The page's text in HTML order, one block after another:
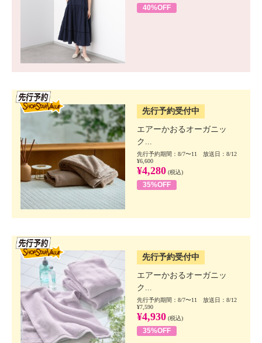
40%OFF
先行予約受付中
エアーかおるオーガニッ
ク...
先行予約期間：8/7〜11 放送日：8/12
¥6,600
¥4,280 (税込)
35%OFF
先行予約受付中
エアーかおるオーガニッ
ク...
先行予約期間：8/7〜11 放送日：8/12
¥7,590
¥4,930 (税込)
35%OFF